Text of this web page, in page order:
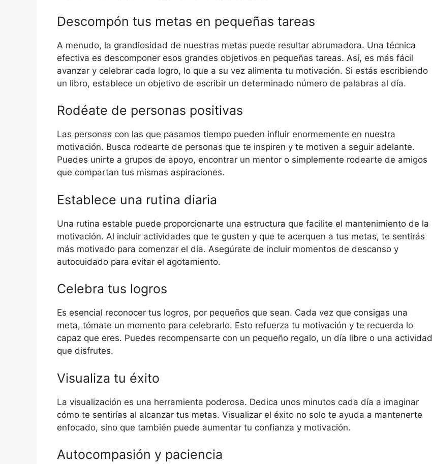
Descompón tus metas en pequeñas tareas
A menudo, la grandiosidad de nuestras metas puede resultar abrumadora. Una técnica
efectiva es descomponer esos grandes objetivos en pequeñas tareas. Así, es más fácil
avanzar y celebrar cada logro, lo que a su vez alimenta tu motivación. Si estás escribiendo
un libro, establece un objetivo de escribir un determinado número de palabras al día.
Rodéate de personas positivas
Las personas con las que pasamos tiempo pueden influir enormemente en nuestra
motivación. Busca rodearte de personas que te inspiren y te motiven a seguir adelante.
Puedes unirte a grupos de apoyo, encontrar un mentor o simplemente rodearte de amigos
que compartan tus mismas aspiraciones.
Establece una rutina diaria
Una rutina estable puede proporcionarte una estructura que facilite el mantenimiento de la
motivación. Al incluir actividades que te gusten y que te acerquen a tus metas, te sentirás
más motivado para comenzar el día. Asegúrate de incluir momentos de descanso y
autocuidado para evitar el agotamiento.
Celebra tus logros
Es esencial reconocer tus logros, por pequeños que sean. Cada vez que consigas una
meta, tómate un momento para celebrarlo. Esto refuerza tu motivación y te recuerda lo
capaz que eres. Puedes recompensarte con un pequeño regalo, un día libre o una actividad
que disfrutes.
Visualiza tu éxito
La visualización es una herramienta poderosa. Dedica unos minutos cada día a imaginar
cómo te sentirías al alcanzar tus metas. Visualizar el éxito no solo te ayuda a mantenerte
enfocado, sino que también puede aumentar tu confianza y motivación.
Autocompasión y paciencia